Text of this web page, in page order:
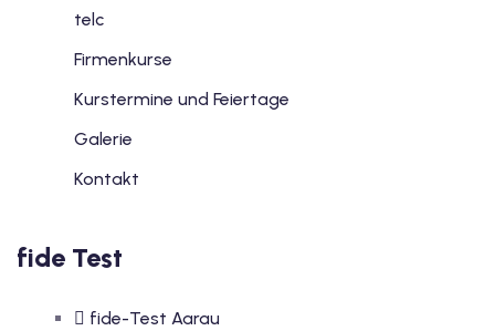
telc
Firmenkurse
Kurstermine und Feiertage
Galerie
Kontakt
fide Test
fide-Test Aarau